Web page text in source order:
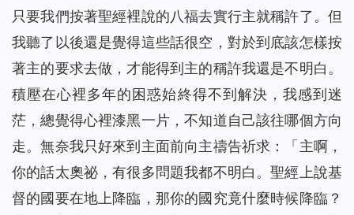
只要我們按著聖經裡說的八福去實行主就稱許了。但
我聽了以後還是覺得這些話很空，對於到底該怎樣按
著主的要求去做，才能得到主的稱許我還是不明白。
積壓在心裡多年的困惑始終得不到解決，我感到迷
茫，總覺得心裡漆黑一片，不知道自己該往哪個方向
走。無奈我只好來到主面前向主禱告祈求：「主啊，
你的話太奧祕，有很多問題我都不明白。聖經上說基
督的國要在地上降臨，那你的國究竟什麼時候降臨？